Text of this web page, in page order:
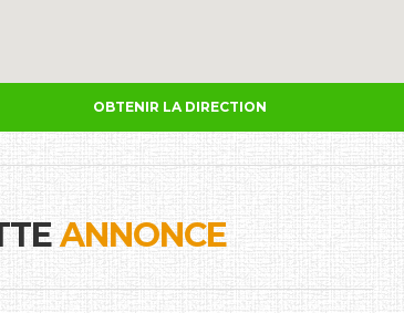
OBTENIR LA DIRECTION
ANNONCE